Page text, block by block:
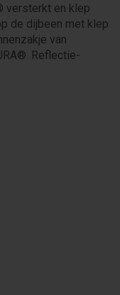
versterkt en klep
de dijbeen met klep
van
Reflectie-